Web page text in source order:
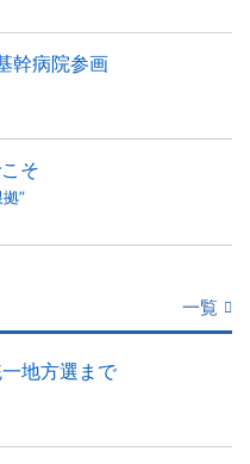
幹病院参画
そ
”
一覧
地方選まで